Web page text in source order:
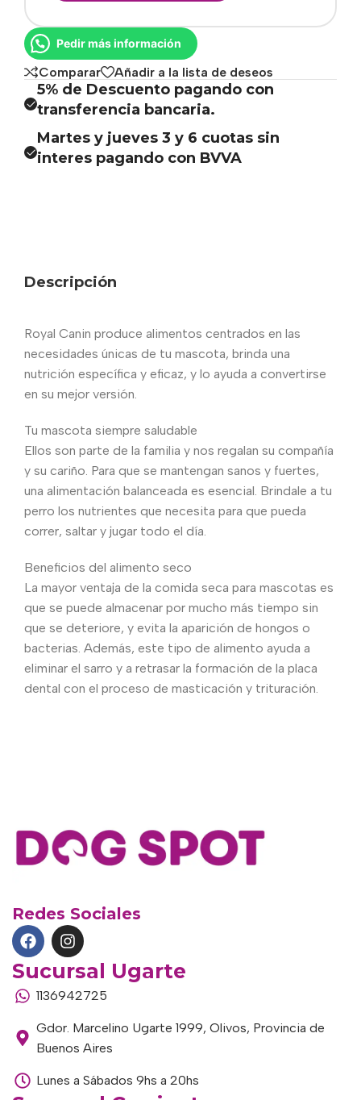
Pedir más información
Comparar Añadir a la lista de deseos
5% de Descuento pagando con
transferencia bancaria.
Martes y jueves 3 y 6 cuotas sin
interes pagando con BVVA
Descripción
Royal Canin produce alimentos centrados en las
necesidades únicas de tu mascota, brinda una
nutrición específica y eficaz, y lo ayuda a convertirse
en su mejor versión.
Tu mascota siempre saludable
Ellos son parte de la familia y nos regalan su compañía
y su cariño. Para que se mantengan sanos y fuertes,
una alimentación balanceada es esencial. Brindale a tu
perro los nutrientes que necesita para que pueda
correr, saltar y jugar todo el día.
Beneficios del alimento seco
La mayor ventaja de la comida seca para mascotas es
que se puede almacenar por mucho más tiempo sin
que se deteriore, y evita la aparición de hongos o
bacterias. Además, este tipo de alimento ayuda a
eliminar el sarro y a retrasar la formación de la placa
dental con el proceso de masticación y trituración.
Redes Sociales
Sucursal Ugarte
1136942725
Gdor. Marcelino Ugarte 1999, Olivos, Provincia de
Buenos Aires
Lunes a Sábados 9hs a 20hs